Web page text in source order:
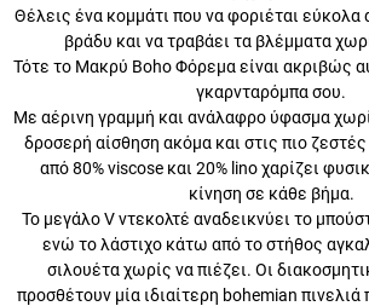
Θέλεις ένα κομμάτι που να φοριέται εύκολα
βράδυ και να τραβάει τα βλέμματα
Τότε το Μακρύ Boho Φόρεμα είναι ακριβώς
γκαρνταρόμπα σου.
Με αέρινη γραμμή και ανάλαφρο ύφασμα
δροσερή αίσθηση ακόμα και στις πιο
από 80% viscose και 20% lino χαρίζει
κίνηση σε κάθε βήμα.
Το μεγάλο V ντεκολτέ αναδεικνύει το
ενώ το λάστιχο κάτω από το στήθος
χωρίς να πιέζει. Οι διακοσμητικές
ιδιαίτερη bohemian πινελιά που κάνει το